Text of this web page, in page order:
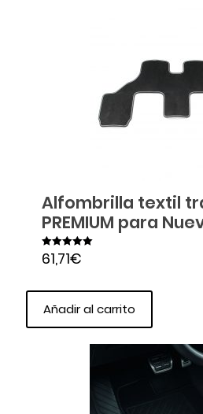
Alfombrilla textil
PREMIUM para
Valorado en
5.00
61,71€
Añadir al carrito